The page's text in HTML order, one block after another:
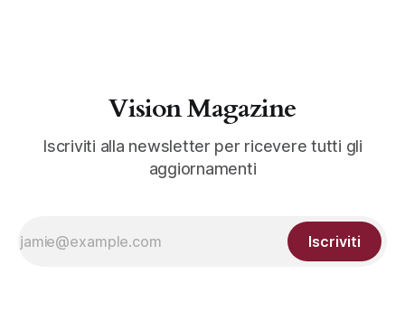
Vision Magazine
Iscriviti alla newsletter per ricevere tutti gli
aggiornamenti
Iscriviti